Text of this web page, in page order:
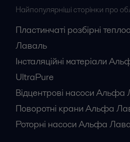
Найпопулярніші сторінки про
Пластинчаті розбірні
Лаваль
Інсталяційні матеріали
UltraPure
Відцентрові насоси Альфа
Поворотні крани Альфа
Роторні насоси Альфа